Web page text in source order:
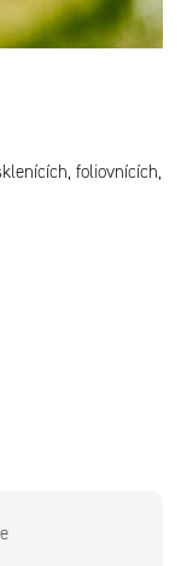
foliovnících,